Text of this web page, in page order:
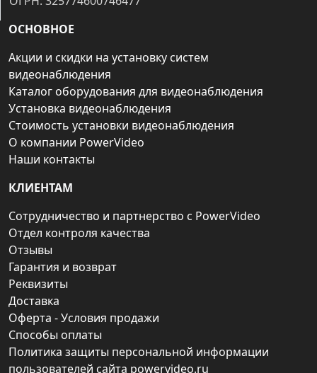
ОСНОВНОЕ
Акции и скидки на установку систем
видеонаблюдения
Каталог оборудования для видеонаблюдения
Установка видеонаблюдения
Стоимость установки видеонаблюдения
О компании PowerVideo
Наши контакты
КЛИЕНТАМ
Сотрудничество и партнерство с PowerVideo
Отдел контроля качества
Отзывы
Гарантия и возврат
Реквизиты
Доставка
Оферта - Условия продажи
Способы оплаты
Политика защиты персональной информации
пользователей сайта powervideo.ru